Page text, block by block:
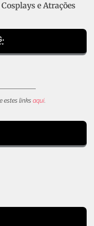
e Atrações
estes links aqui.